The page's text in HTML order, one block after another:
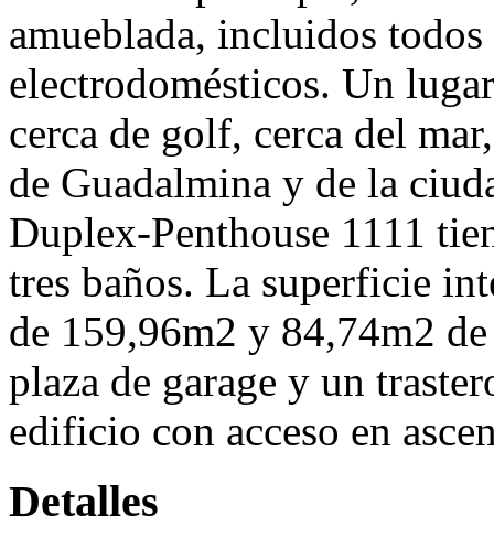
amueblada, incluidos todos
electrodomésticos. Un
cerca de golf, cerca del
de Guadalmina y de la
Duplex-Penthouse 1111
tres baños. La superficie
de 159,96m2 y 84,74m2
plaza de garage y un
edificio con acceso en
Detalles